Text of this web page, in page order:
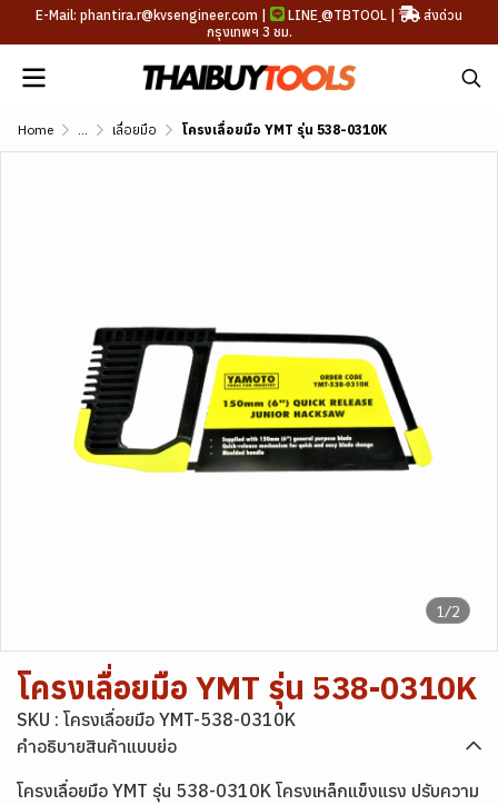
E-Mail: phantira.r@kvsengineer.com | LINE @TBTOOL |
ส่งด่วน
กรุงเทพฯ 3 ชม.
Home ... เลื่อยมือ โครงเลื่อยมือ YMT รุ่น 538-0310K
1/2
โครงเลื่อยมือ YMT รุ่น 538-0310K
SKU : โครงเลื่อยมือ YMT-538-0310K
คำอธิบายสินค้าแบบย่อ
โครงเลื่อยมือ YMT รุ่น 538-0310K โครงเหล็กแข็งแรง ปรับความ